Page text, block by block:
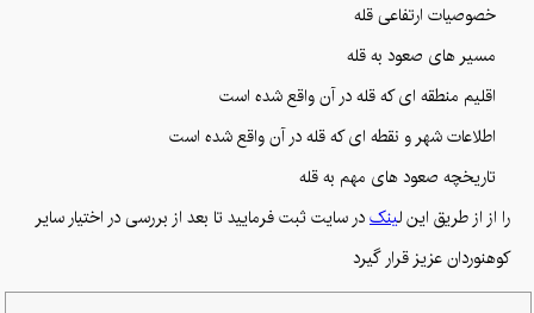
خصوصیات ارتفاعی قله
مسیر های صعود به قله
اقلیم منطقه ای که قله در آن واقع شده است
اطلاعات شهر و نقطه ای که قله در آن واقع شده است
تاریخچه صعود های مهم به قله
را از از طریق این لینکدر سایت ثبت فرمایید تا بعد از بررسی در اختیار سایر
کوهنوردان عزیز قرار گیرد